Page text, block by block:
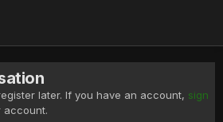
later. If you have an account, sign
account.